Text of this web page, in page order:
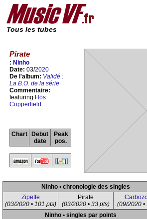
Tous les tubes
Pirate
: Ninho
Date: 03/2020
De l'album: Validé :
La B.O. de la série
Commentaire:
featuring Hös
Copperfield
Chart
Debut
date
Peak
pos.
Ninho • chronologie des singles
Zipette
(03/2020 • 101 pts)
Pirate
(03/2020 • 33 pts)
(09/2020 •
Ninho • singles par points